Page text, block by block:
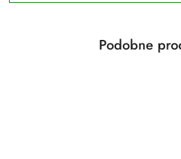
Pomiń karuzelęProdukty
Podobne